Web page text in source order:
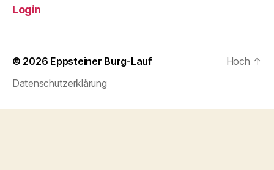
Login
© 2026 Eppsteiner Burg-Lauf
Datenschutzerklärung
Hoch ↑